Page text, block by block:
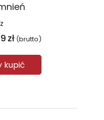
zł (brutto)
kupić